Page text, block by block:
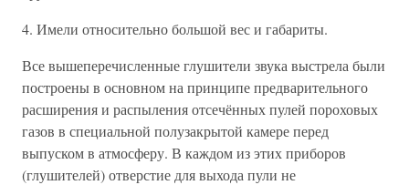
4. Имели относительно большой вес и габариты.
Все вышеперечисленные глушители звука выстрела были
построены в основном на принципе предварительного
расширения и распыления отсечённых пулей пороховых
газов в специальной полузакрытой камере перед
выпуском в атмосферу. В каждом из этих приборов
(глушителей) отверстие для выхода пули не